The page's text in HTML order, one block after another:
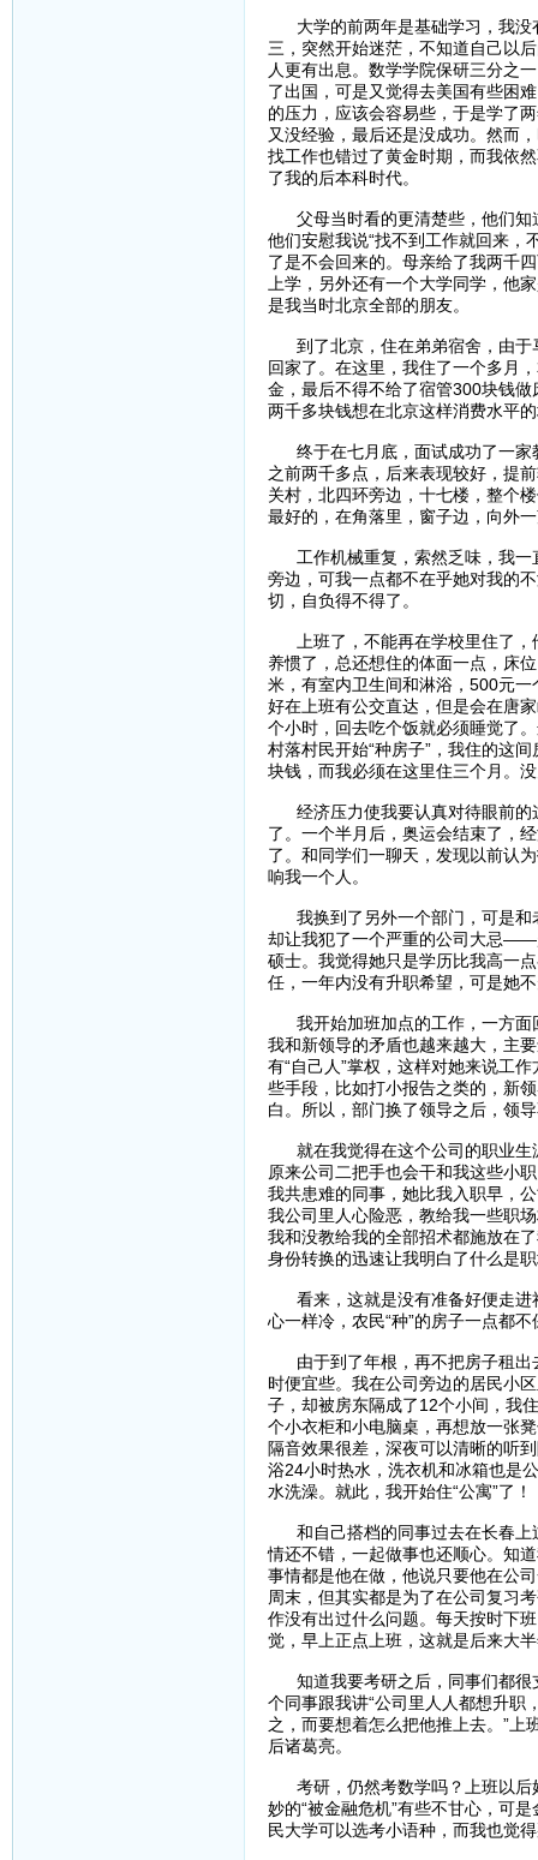
大学的前两年是基础学习，我没
三，突然开始迷茫，不知道自己以
人更有出息。数学学院保研三分之
了出国，可是又觉得去美国有些困
的压力，应该会容易些，于是学了
又没经验，最后还是没成功。然而
找工作也错过了黄金时期，而我依
了我的后本科时代。
父母当时看的更清楚些，他们知
他们安慰我说“找不到工作就回来，
了是不会回来的。母亲给了我两千
上学，另外还有一个大学同学，他
是我当时北京全部的朋友。
到了北京，住在弟弟宿舍，由于
回家了。在这里，我住了一个多月
金，最后不得不给了宿管300块钱
两千多块钱想在北京这样消费水平
终于在七月底，面试成功了一家
之前两千多点，后来表现较好，提
关村，北四环旁边，十七楼，整个
最好的，在角落里，窗子边，向外
工作机械重复，索然乏味，我一
旁边，可我一点都不在乎她对我的
切，自负得不得了。
上班了，不能再在学校里住了，
养惯了，总还想住的体面一点，床
米，有室内卫生间和淋浴，500元
好在上班有公交直达，但是会在唐
个小时，回去吃个饭就必须睡觉了
村落村民开始“种房子”，我住的这
块钱，而我必须在这里住三个月。
经济压力使我要认真对待眼前的
了。一个半月后，奥运会结束了，
了。和同学们一聊天，发现以前认
响我一个人。
我换到了另外一个部门，可是和
却让我犯了一个严重的公司大忌——
硕士。我觉得她只是学历比我高一
任，一年内没有升职希望，可是她
我开始加班加点的工作，一方面
我和新领导的矛盾也越来越大，主
有“自己人”掌权，这样对她来说工
些手段，比如打小报告之类的，新
白。所以，部门换了领导之后，领
就在我觉得在这个公司的职业生
原来公司二把手也会干和我这些小
我共患难的同事，她比我入职早，
我公司里人心险恶，教给我一些职
我和没教给我的全部招术都施放在
身份转换的迅速让我明白了什么是
看来，这就是没有准备好便走进
心一样冷，农民“种”的房子一点都
由于到了年根，再不把房子租出
时便宜些。我在公司旁边的居民小
子，却被房东隔成了12个小间，我
个小衣柜和小电脑桌，再想放一张
隔音效果很差，深夜可以清晰的听
浴24小时热水，洗衣机和冰箱也是
水洗澡。就此，我开始住“公寓”了！
和自己搭档的同事过去在长春上
情还不错，一起做事也还顺心。知
事情都是他在做，他说只要他在公
周末，但其实都是为了在公司复习
作没有出过什么问题。每天按时下
觉，早上正点上班，这就是后来大
知道我要考研之后，同事们都很
个同事跟我讲“公司里人人都想升职
之，而要想着怎么把他推上去。”
后诸葛亮。
考研，仍然考数学吗？上班以后
妙的“被金融危机”有些不甘心，可
民大学可以选考小语种，而我也觉